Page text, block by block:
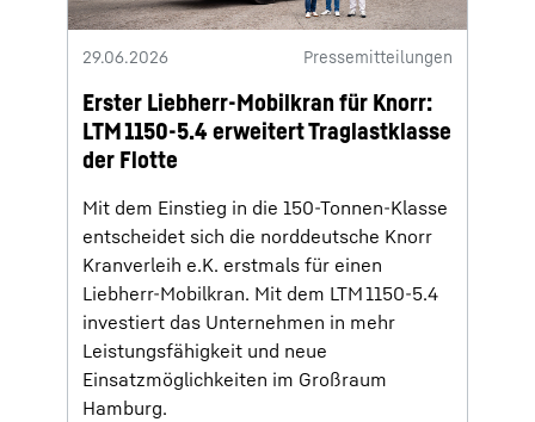
29.06.2026 Pressemitteilungen
Erster Liebherr-Mobilkran für Knorr:
LTM 1150-5.4 erweitert Traglastklasse
der Flotte
Mit dem Einstieg in die 150-Tonnen-Klasse
entscheidet sich die norddeutsche Knorr
Kranverleih e.K. erstmals für einen
Liebherr-Mobilkran. Mit dem LTM 1150-5.4
investiert das Unternehmen in mehr
Leistungsfähigkeit und neue
Einsatzmöglichkeiten im Großraum
Hamburg.